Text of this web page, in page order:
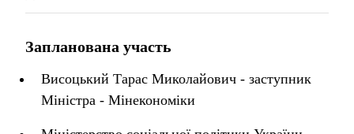
Запланована участь
Висоцький Тарас Миколайович - заступник
Міністра - Мінекономіки